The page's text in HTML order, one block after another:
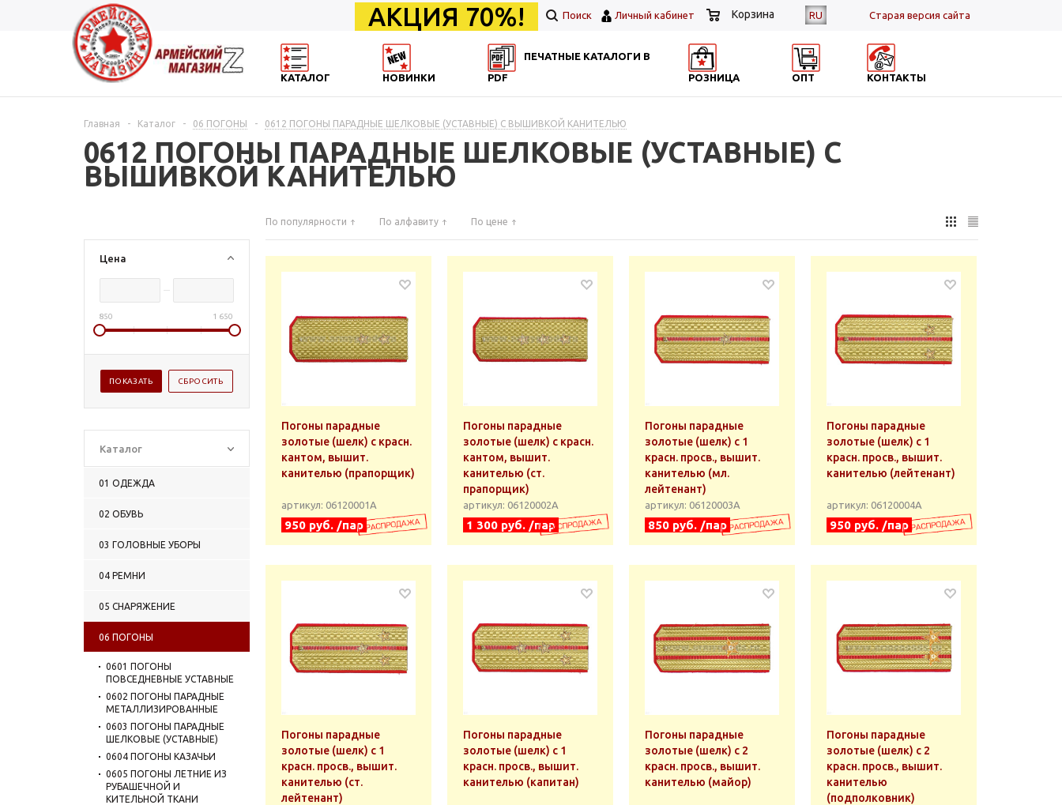
RU Cтарая версия сайта
АКЦИЯ 70%! Поиск Личный кабинет Корзина
КАТАЛОГ НОВИНКИ
ПЕЧАТНЫЕ КАТАЛОГИ В
PDF
РОЗНИЦА ОПТ КОНТАКТЫ
Главная - Каталог - 06 ПОГОНЫ - 0612 ПОГОНЫ ПАРАДНЫЕ ШЕЛКОВЫЕ (УСТАВНЫЕ) С ВЫШИВКОЙ КАНИТЕЛЬЮ
0612 ПОГОНЫ ПАРАДНЫЕ ШЕЛКОВЫЕ (УСТАВНЫЕ) С
ВЫШИВКОЙ КАНИТЕЛЬЮ
Цена
850 1 650
Каталог
01 ОДЕЖДА
02 ОБУВЬ
03 ГОЛОВНЫЕ УБОРЫ
04 РЕМНИ
05 СНАРЯЖЕНИЕ
06 ПОГОНЫ
0601 ПОГОНЫ
ПОВСЕДНЕВНЫЕ УСТАВНЫЕ
0602 ПОГОНЫ ПАРАДНЫЕ
МЕТАЛЛИЗИРОВАННЫЕ
0603 ПОГОНЫ ПАРАДНЫЕ
ШЕЛКОВЫЕ (УСТАВНЫЕ)
0604 ПОГОНЫ КАЗАЧЬИ
0605 ПОГОНЫ ЛЕТНИЕ ИЗ
РУБАШЕЧНОЙ И
КИТЕЛЬНОЙ ТКАНИ
По популярности По алфавиту По цене
Погоны парадные
золотые (шелк) с красн.
кантом, вышит.
канителью (прапорщик)
артикул: 06120001А
950 руб. /пар
Погоны парадные
золотые (шелк) с красн.
кантом, вышит.
канителью (ст.
прапорщик)
артикул: 06120002А
1 300 руб. /пар
Погоны парадные
золотые (шелк) с 1
красн. просв., вышит.
канителью (мл.
лейтенант)
артикул: 06120003А
850 руб. /пар
Погоны парадные
золотые (шелк) с 1
красн. просв., вышит.
канителью (лейтенант)
артикул: 06120004А
950 руб. /пар
Погоны парадные
золотые (шелк) с 1
красн. просв., вышит.
канителью (ст.
лейтенант)
Погоны парадные
золотые (шелк) с 1
красн. просв., вышит.
канителью (капитан)
Погоны парадные
золотые (шелк) с 2
красн. просв., вышит.
канителью (майор)
Погоны парадные
золотые (шелк) с 2
красн. просв., вышит.
канителью
(подполковник)